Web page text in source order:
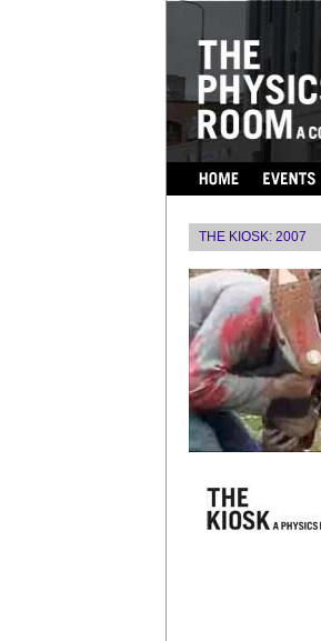
THE KIOSK: 2007